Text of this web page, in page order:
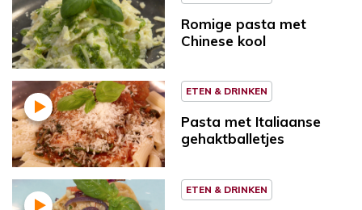
Romige pasta met
Chinese kool
ETEN & DRINKEN
Pasta met Italiaanse
gehaktballetjes
ETEN & DRINKEN